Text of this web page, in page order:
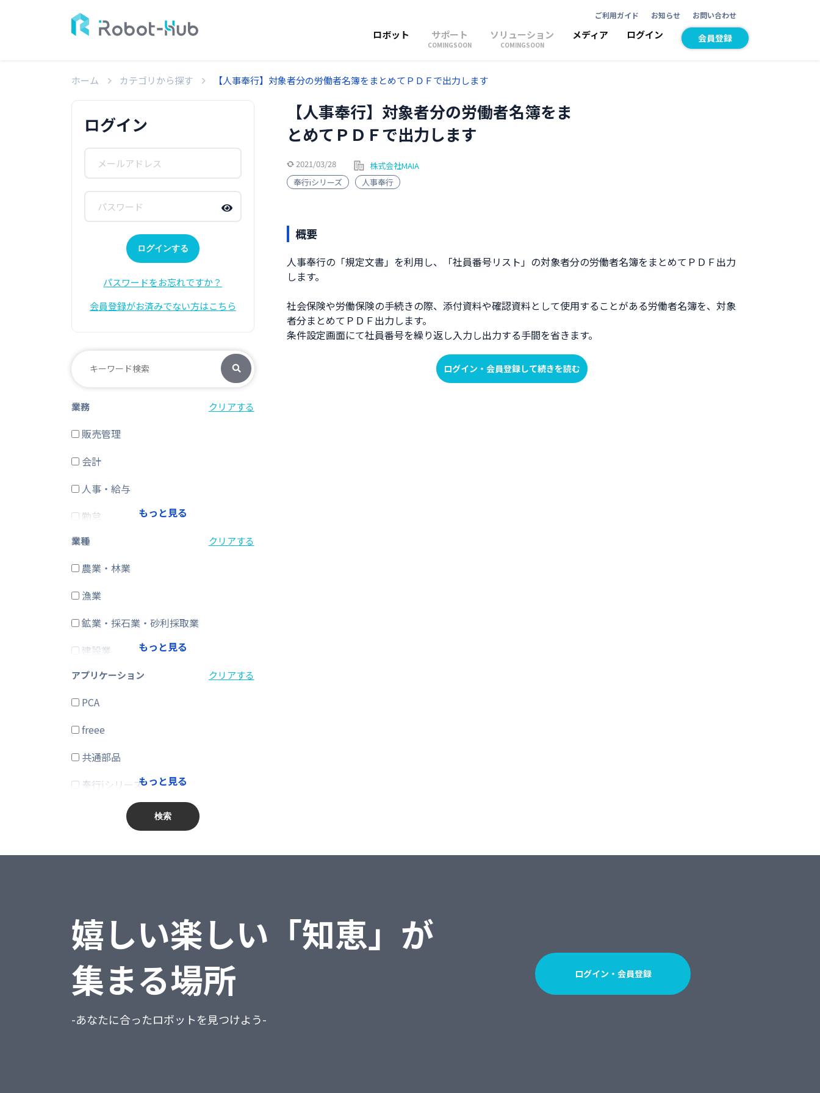
会員登録
ご利用ガイド お知らせ お問い合わせ
ロボット サポート
COMINGSOON
ソリューション
COMINGSOON
メディア ログイン
ホーム カテゴリから探す 【人事奉行】対象者分の労働者名簿をまとめてＰＤＦで出力します
【人事奉行】対象者分の労働者名簿をま
とめてＰＤＦで出力します
2021/03/28
株式会社MAIA
奉行iシリーズ
人事奉行
概要
人事奉行の「規定文書」を利用し、「社員番号リスト」の対象者分の労働者名簿をまとめてＰＤＦ出力
します。
社会保険や労働保険の手続きの際、添付資料や確認資料として使用することがある労働者名簿を、対象
者分まとめてＰＤＦ出力します。
条件設定画面にて社員番号を繰り返し入力し出力する手間を省きます。
ログイン・会員登録して続きを読む
ログイン
ログインする
パスワードをお忘れですか？
会員登録がお済みでない方はこちら
業務 クリアする
販売管理
会計
人事・給与
勤怠
経費精算
CRM・SFA
ERP
在庫購買
その他
もっと見る
業種 クリアする
農業・林業
漁業
鉱業・採石業・砂利採取業
建設業
製造業
電気・ガス・熱供給・水道業
情報通信業
運輸業、郵便業
卸売業、小売業
金融業、保険業
生活関連サービス業・娯楽業
教育、学習支援業
医療、福祉
もっと見る
アプリケーション クリアする
PCA
freee
共通部品
奉行iシリーズ
就業奉行
人事奉行
PCA商魂DX
もっと見る
検索
嬉しい楽しい「知恵」が
集まる場所
-あなたに合ったロボットを見つけよう-
ログイン・会員登録